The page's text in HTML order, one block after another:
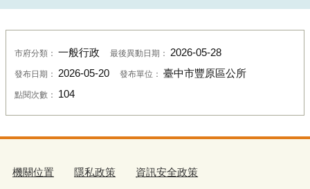
秘書代表臺中市政府盧秀燕市長臺中市政府民政局吳
秘書代表臺中市政府盧秀燕市長臺中市政府民政局吳